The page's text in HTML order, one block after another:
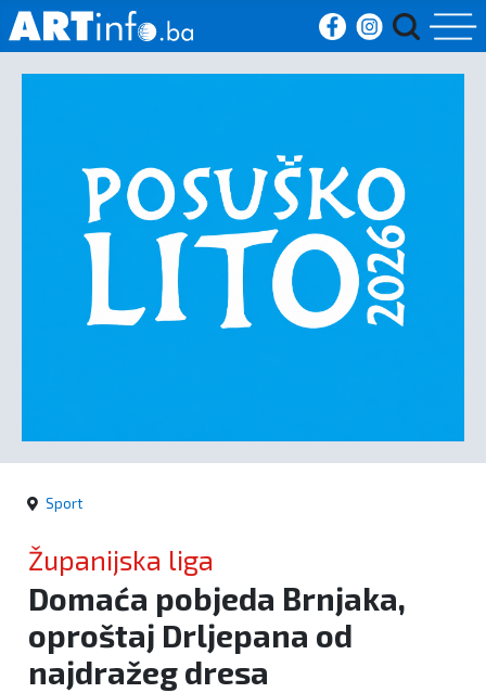
Sport
Kultura
Crna
Sport
Županijska liga
Domaća pobjeda Brnjaka,
oproštaj Drljepana od
najdražeg dresa